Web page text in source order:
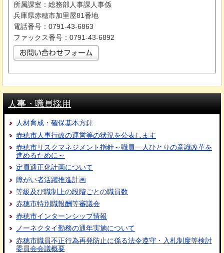
所属課室：総務部人事課人事係
兵庫県赤穂市加里屋81番地
電話番号：0791-43-6863
ファックス番号：0791-43-6892
人事・職員採用
人材育成・確保基本方針
赤穂市人事行政の運営等の状況を公表します
赤穂市リスクマネジメント指針～職員一人ひとりの意識改革を
進めるために～
定員適正化計画について
障がい者活躍推進計画
等級及び職制上の段階ごとの職員数
赤穂市特別職報酬等審議会
赤穂市インターンシップ情報
ノーネクタイ勤務の通年実施について
赤穂市職員不正行為再発防止に係る法令遵守・入札制度等検討
委員会会議概要